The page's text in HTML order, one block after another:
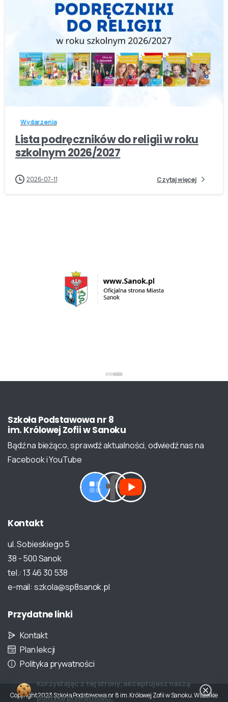
-
Wydarzenia
Lista podręczników do religii w roku
szkolnym 2026/2027
2026-07-11 Czytaj więcej
Szkoła Podstawowa nr 8
im. Królowej ZofiiwSanoku
Bądź na bieżąco, sprawdź aktualności, odwiedź nas na
Facebook i YouTube
Kontakt
ul. Sobieskiego 5
38 - 500 Sanok
tel.: 13 46 30 538
e-mail: szkola@sp8sanok.pl
Przydatnelinki
Kontakt
Plan lekcji
Polityka prywatności
Copyright 2023 Szkoła Podstawowa nr 8 im. Królowej Zofii w Sanoku. Wszelkie
Korzystając z tej strony, akceptujesz naszą
politykę prywatności.